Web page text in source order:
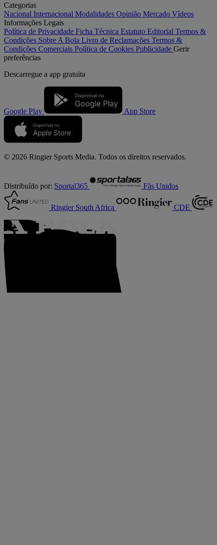
Categorias
Nacional Internacional Modalidades Opinião Mercado Vídeos
Informações Legais
Política de Privacidade Ficha Técnica Estatuto Editorial Termos &
Condições Sobre A Bola Livro de Reclamações Termos &
Condições Comerciais Política de Cookies Publicidade Gerir
preferências
Descarregue a app gratuita
Google Play App Store
© 2026 Ringier Sports Media. Todos os direitos reservados.
Distribuído por: Sportal365 Fãs Unidos
Ringier South Africa CDE